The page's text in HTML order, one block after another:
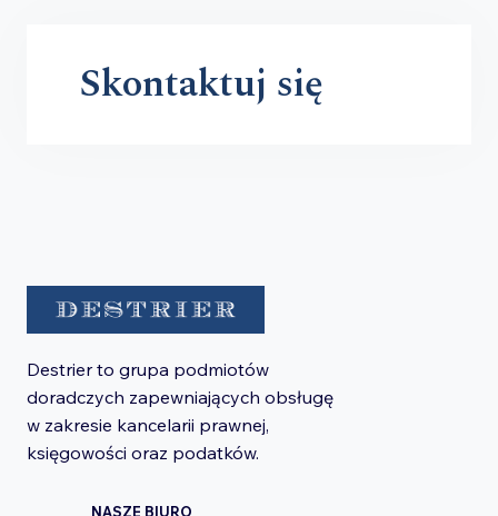
Skontaktuj się
Destrier to grupa podmiotów
doradczych zapewniających obsługę
w zakresie kancelarii prawnej,
księgowości oraz podatków.
NASZE BIURO